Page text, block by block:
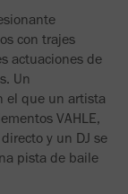
con trajes
actuaciones de
Un
el que un artista
VAHLE,
y un DJ se
pista de baile